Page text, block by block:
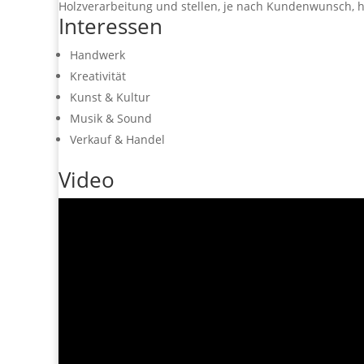
Holzverarbeitung und stellen, je nach
Interessen
Handwerk
Kreativität
Kunst & Kultur
Musik & Sound
Verkauf & Handel
Video